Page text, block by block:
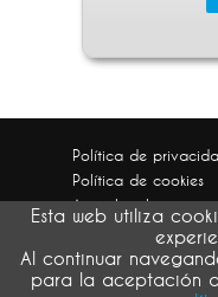
Esta web utiliza
Al continuar
para la aceptación
Política de
Política de cookies
Aviso legal
Condiciones
Devolución pedidos
atribución de